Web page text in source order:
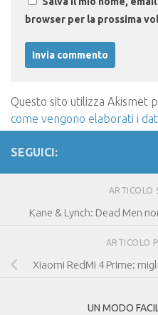
browser per la prossima
Questo sito utilizza Akismet
come vengono elaborati i
SEGUICI:
ARTICOLO
Kane & Lynch: Dead Men
ARTICOLO
Xiaomi RedMi 4 Prime:
UN MODO